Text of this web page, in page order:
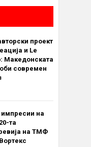
проект
и Le
Македонската
современ
на
та
на ТМФ